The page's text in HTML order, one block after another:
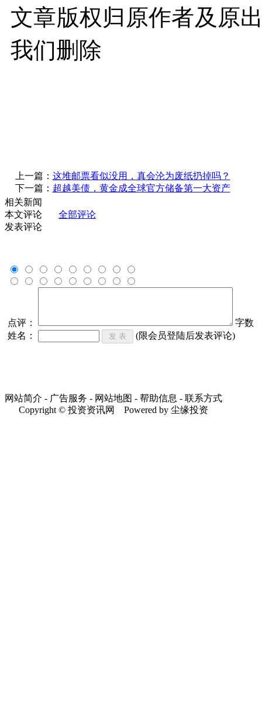
文章版权归原作者及原
我们删除
上一篇： 这堆邮票看似没用，真会沦为废纸扔掉吗？
下一篇： 超越美债，黄金成全球官方储备第一大资产
相关新闻
本文评论
全部评论
发表评论
点评：
字数
姓名：
(限会员登陆后发表评论)
网站简介 - 广告服务 - 网站地图 - 帮助信息 - 联系方式
Copyright © 投资资讯网 Powered by 尘缘投资